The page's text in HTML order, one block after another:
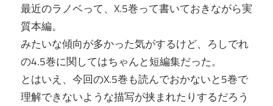
最近のラノベって、X.5巻って書いておきながら実
質本編。
みたいな傾向が多かった気がするけど、ろしでれ
の4.5巻に関してはちゃんと短編集だった。
とはいえ、今回のX.5巻も読んでおかないと5巻で
理解できないような描写が挟まれたりするだろう